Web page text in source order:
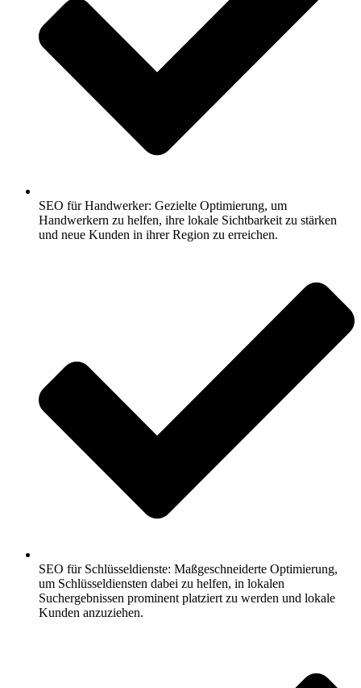
SEO für Handwerker: Gezielte Optimierung, um
Handwerkern zu helfen, ihre lokale Sichtbarkeit zu stärken
und neue Kunden in ihrer Region zu erreichen.
SEO für Schlüsseldienste: Maßgeschneiderte Optimierung,
um Schlüsseldiensten dabei zu helfen, in lokalen
Suchergebnissen prominent platziert zu werden und lokale
Kunden anzuziehen.